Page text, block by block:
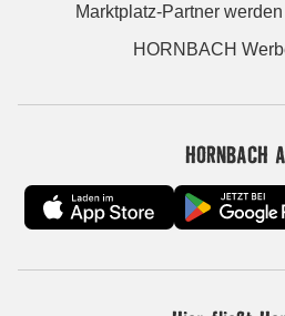
Marktplatz-Partner
HORNBACH
HORNBACH